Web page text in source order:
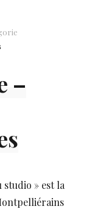
–
studio » est la